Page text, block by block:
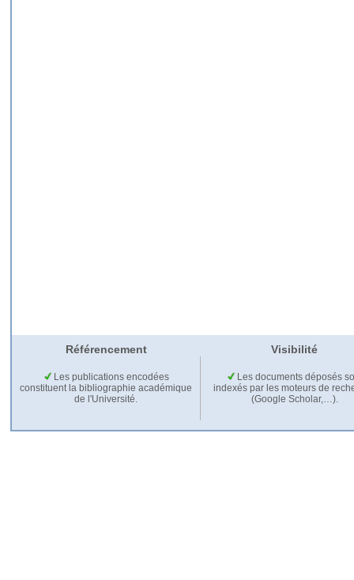
Référencement Visibilité
Les publications encodées
constituent la bibliographie académique
de l'Université.
Les documents déposés
indexés par les moteurs de
(Google Scholar,…).